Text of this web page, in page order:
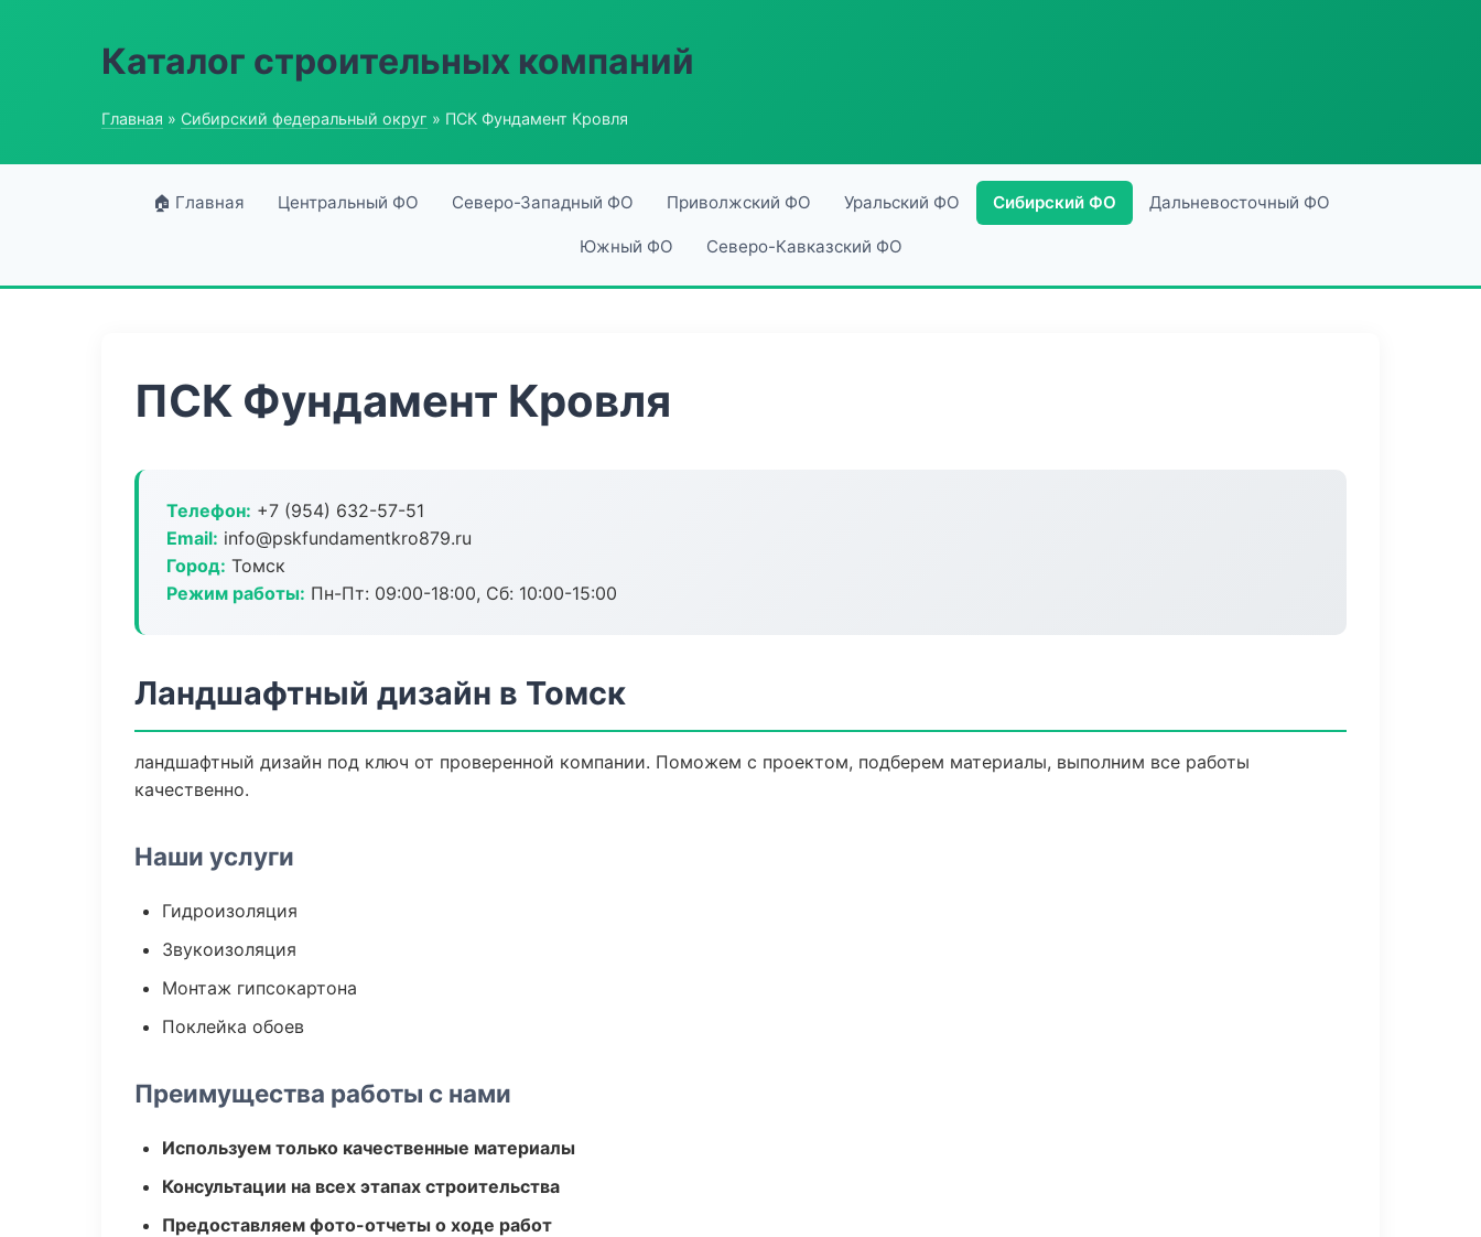
Каталог строительных компаний
Главная » Сибирский федеральный округ » ПСК Фундамент Кровля
🏠 Главная Центральный ФО Северо-Западный ФО Приволжский ФО Уральский ФО Сибирский ФО Дальневосточный ФО
Южный ФО Северо-Кавказский ФО
ПСК Фундамент Кровля
Телефон: +7 (954) 632-57-51
Email: info@pskfundamentkro879.ru
Город: Томск
Режим работы: Пн-Пт: 09:00-18:00, Сб: 10:00-15:00
Ландшафтный дизайн в Томск
ландшафтный дизайн под ключ от проверенной компании. Поможем с проектом, подберем материалы, выполним все работы
качественно.
Наши услуги
Гидроизоляция
Звукоизоляция
Монтаж гипсокартона
Поклейка обоев
Преимущества работы с нами
Используем только качественные материалы
Консультации на всех этапах строительства
Предоставляем фото-отчеты о ходе работ